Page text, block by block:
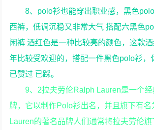
8、polo衫也能穿出职业感，黑色
西裤，低调沉稳又非常大气 搭配六黑色
闲裤 酒红色是一种比较亮的颜色，这款
年比较受欢迎的，搭配一件黑色polo衫，
已赞过 已踩。
9、2拉夫劳伦Ralph Lauren是一个
牌，它以制作Polo衫出名，并且旗下有
Lauren的著名品牌人们通常将拉夫劳伦